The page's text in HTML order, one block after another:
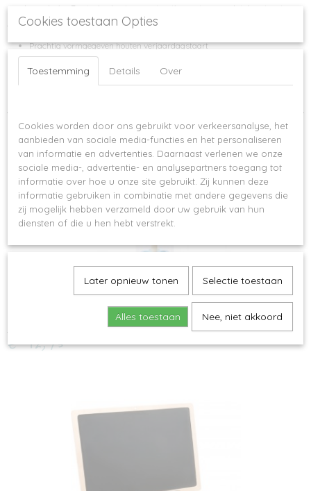
urenlang plezier. De stevige houten constructie zorgt ervoor dat deze taart
jarenlang meegaat in elke speelgoedcollectie.
Prachtig vormgegeven houten verjaardagstaart
Inclusief taartschepje voor extra speelplezier
Ook interessant
Small Foot - Regenmaker
€ 12,95
Cookies toestaan Opties
Toestemming Details Over
Cookies worden door ons gebruikt voor verkeersanalyse, het
aanbieden van sociale media-functies en het personaliseren
van informatie en advertenties. Daarnaast verlenen we onze
sociale media-, advertentie- en analysepartners toegang tot
informatie over hoe u onze site gebruikt. Zij kunnen deze
informatie gebruiken in combinatie met andere gegevens die
zij mogelijk hebben verzameld door uw gebruik van hun
diensten of die u hen hebt verstrekt.
Later opnieuw tonen Selectie toestaan
Alles toestaan Nee, niet akkoord